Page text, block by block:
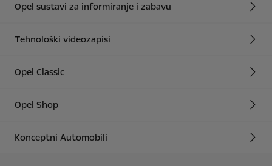
Opel sustavi za informiranje i zabavu
Tehnološki videozapisi
Opel Classic
Opel Shop
Konceptni Automobili